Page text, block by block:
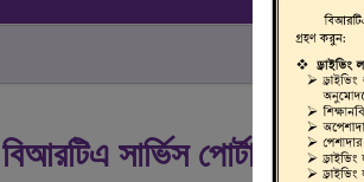
বিআরটিএ সার্ভিস পোর্টালে